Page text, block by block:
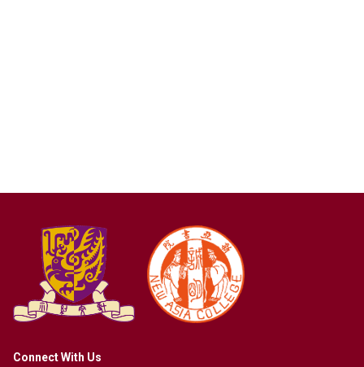
Connect With Us